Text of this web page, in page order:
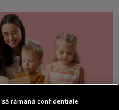
rămână confidențiale